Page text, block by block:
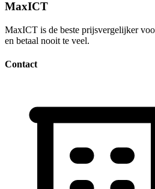
MaxICT
MaxICT is de beste prijsvergelijker
en betaal nooit te veel.
Contact